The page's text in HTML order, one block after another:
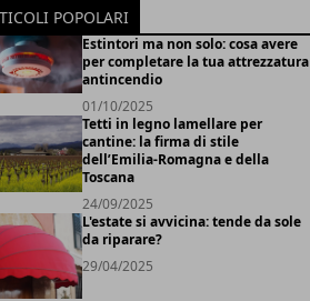
POPOLARI
Estintori ma non solo: cosa avere
per completare la tua attrezzatura
antincendio
01/10/2025
Tetti in legno lamellare per
cantine: la firma di stile
dell’Emilia-Romagna e della
Toscana
24/09/2025
L'estate si avvicina: tende da sole
da riparare?
29/04/2025